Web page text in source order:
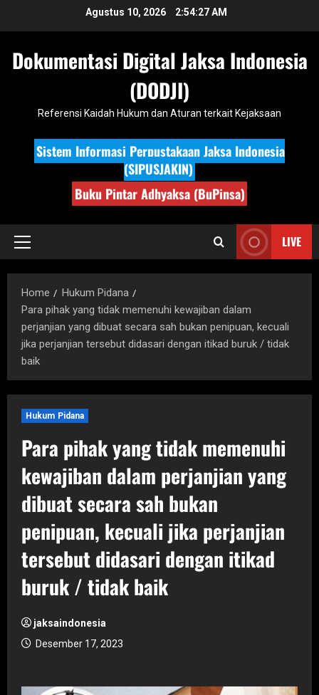
Agustus 10, 2026 2:54:29 AM
Dokumentasi Digital Jaksa Indonesia
(DODJI)
Referensi Kaidah Hukum dan Aturan terkait Kejaksaan
Sistem Informasi Perpustakaan Jaksa Indonesia
(SIPUSJAKIN)
Buku Pintar Adhyaksa (BuPinsa)
Primary
LIVE
Home
Hukum Pidana
Para pihak yang tidak memenuhi kewajiban dalam
perjanjian yang dibuat secara sah bukan penipuan, kecuali
jika perjanjian tersebut didasari dengan itikad buruk / tidak
baik
Hukum Pidana
Para pihak yang tidak memenuhi
kewajiban dalam perjanjian yang
dibuat secara sah bukan
penipuan, kecuali jika perjanjian
tersebut didasari dengan itikad
buruk / tidak baik
jaksaindonesia
Desember 17, 2023